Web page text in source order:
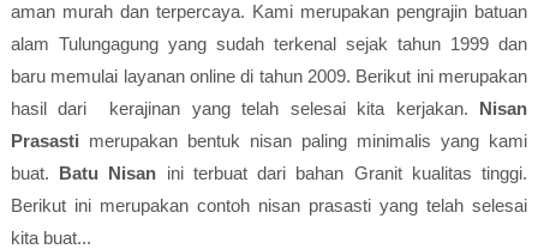
aman murah dan terpercaya. Kami merupakan pengrajin batuan
alam Tulungagung yang sudah terkenal sejak tahun 1999 dan
baru memulai layanan online di tahun 2009. Berikut ini merupakan
hasil dari kerajinan yang telah selesai kita kerjakan. Nisan
Prasasti merupakan bentuk nisan paling minimalis yang kami
buat. Batu Nisan ini terbuat dari bahan Granit kualitas tinggi.
Berikut ini merupakan contoh nisan prasasti yang telah selesai
kita buat...